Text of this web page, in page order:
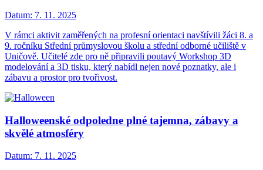
Datum: 7. 11. 2025
V rámci aktivit zaměřených na profesní orientaci navštívili žáci 8. a
9. ročníku Střední průmyslovou školu a střední odborné učiliště v
Uničově. Učitelé zde pro ně připravili poutavý Workshop 3D
modelování a 3D tisku, který nabídl nejen nové poznatky, ale i
zábavu a prostor pro tvořivost.
Halloweenské odpoledne plné tajemna, zábavy a
skvělé atmosféry
Datum: 7. 11. 2025